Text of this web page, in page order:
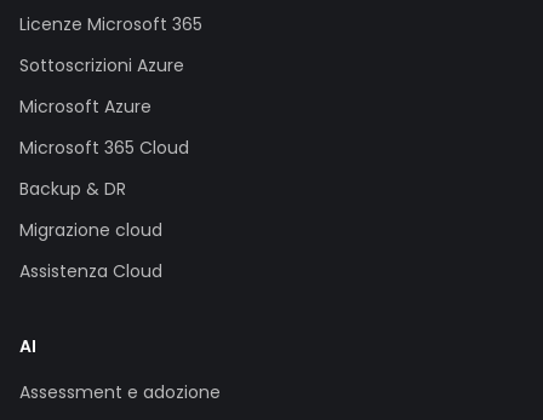
Licenze Microsoft 365
Sottoscrizioni Azure
Microsoft Azure
Microsoft 365 Cloud
Backup & DR
Migrazione cloud
Assistenza Cloud
AI
Assessment e adozione